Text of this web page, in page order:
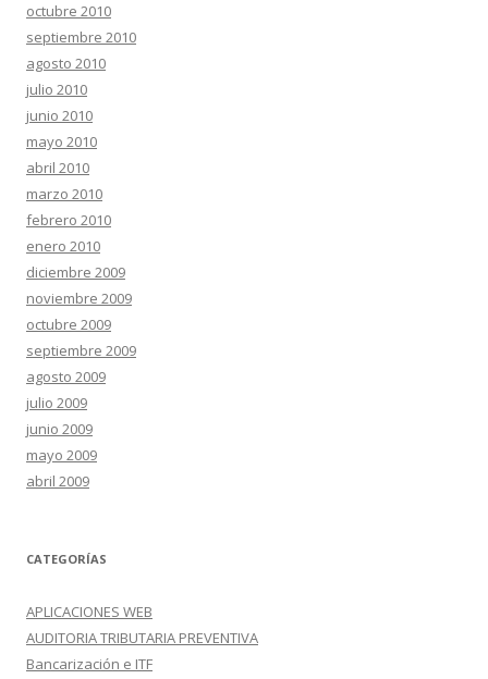
octubre 2010
septiembre 2010
agosto 2010
julio 2010
junio 2010
mayo 2010
abril 2010
marzo 2010
febrero 2010
enero 2010
diciembre 2009
noviembre 2009
octubre 2009
septiembre 2009
agosto 2009
julio 2009
junio 2009
mayo 2009
abril 2009
CATEGORÍAS
APLICACIONES WEB
AUDITORIA TRIBUTARIA PREVENTIVA
Bancarización e ITF